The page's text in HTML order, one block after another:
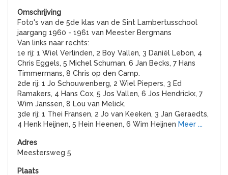
Foto's van de 5de klas van de Sint Lambertusschool
jaargang 1960 - 1961 van Meester Bergmans
Van links naar rechts:
1e rij: 1 Wiel Verlinden, 2 Boy Vallen, 3 Daniël Lebon, 4
Chris Eggels, 5 Michel Schuman, 6 Jan Becks, 7 Hans
Timmermans, 8 Chris op den Camp.
2de rij: 1 Jo Schouwenberg, 2 Wiel Piepers, 3 Ed
Ramakers, 4 Hans Cox, 5 Jos Vallen, 6 Jos Hendrickx, 7
Wim Janssen, 8 Lou van Melick.
3de rij: 1 Thei Fransen, 2 Jo van Keeken, 3 Jan Geraedts,
4 Henk Heijnen, 5 Hein Heenen, 6 Wim Heijnen Meer ...
Meestersweg 5